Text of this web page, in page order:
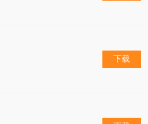
下载